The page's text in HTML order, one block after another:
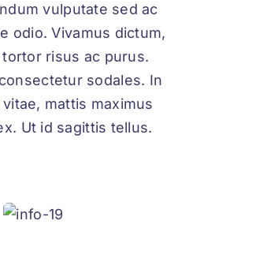
vulputate sed ac
odio. Vivamus dictum,
risus ac purus.
sodales. In
mattis maximus
Ut id sagittis tellus.